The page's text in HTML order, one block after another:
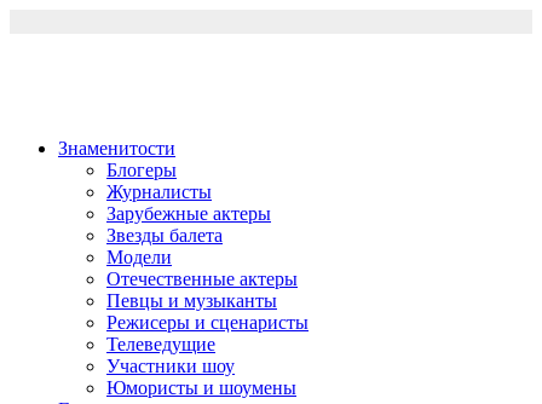
Знаменитости
Блогеры
Журналисты
Зарубежные актеры
Звезды балета
Модели
Отечественные актеры
Певцы и музыканты
Режисеры и сценаристы
Телеведущие
Участники шоу
Юмористы и шоумены